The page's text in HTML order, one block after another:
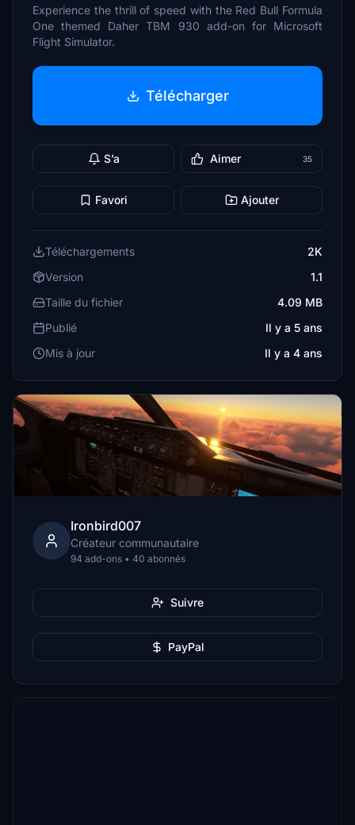
Experience the thrill of speed with the Red Bull Formula
One themed Daher TBM 930 add-on for Microsoft
Flight Simulator.
Télécharger
S’a Aimer 35
Favori Ajouter
Téléchargements
2K
Version
1.1
Taille du fichier
4.09 MB
Publié
Il y a 5 ans
Mis à jour
Il y a 4 ans
Ironbird007
Créateur communautaire
94 add-ons • 40 abonnés
Suivre
PayPal